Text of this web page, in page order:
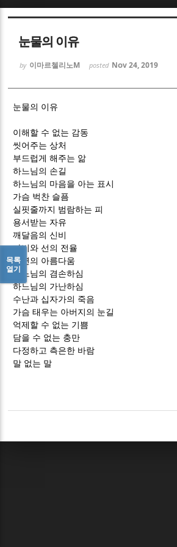
눈물의 이유
by 이마르첼리노M posted Nov 24, 2019
눈물의 이유
이해할 수 없는 감동
씻어주는 상처
부드럽게 해주는 앎
하느님의 손길
하느님의 마음을 아는 표시
가슴 벅찬 슬픔
실핏줄까지 범람하는 피
용서받는 자유
깨달음의 신비
자비와 선의 전율
심연의 아름다움
하느님의 겸손하심
하느님의 가난하심
수난과 십자가의 죽음
가슴 태우는 아버지의 눈길
억제할 수 없는 기쁨
담을 수 없는 충만
다정하고 측은한 바람
말 없는 말
목록
열기
Sketchbook5, 스케치북5
Sketchbook5, 스케치북5
Sketchbook5, 스케치북5
Sketchbook5, 스케치북5